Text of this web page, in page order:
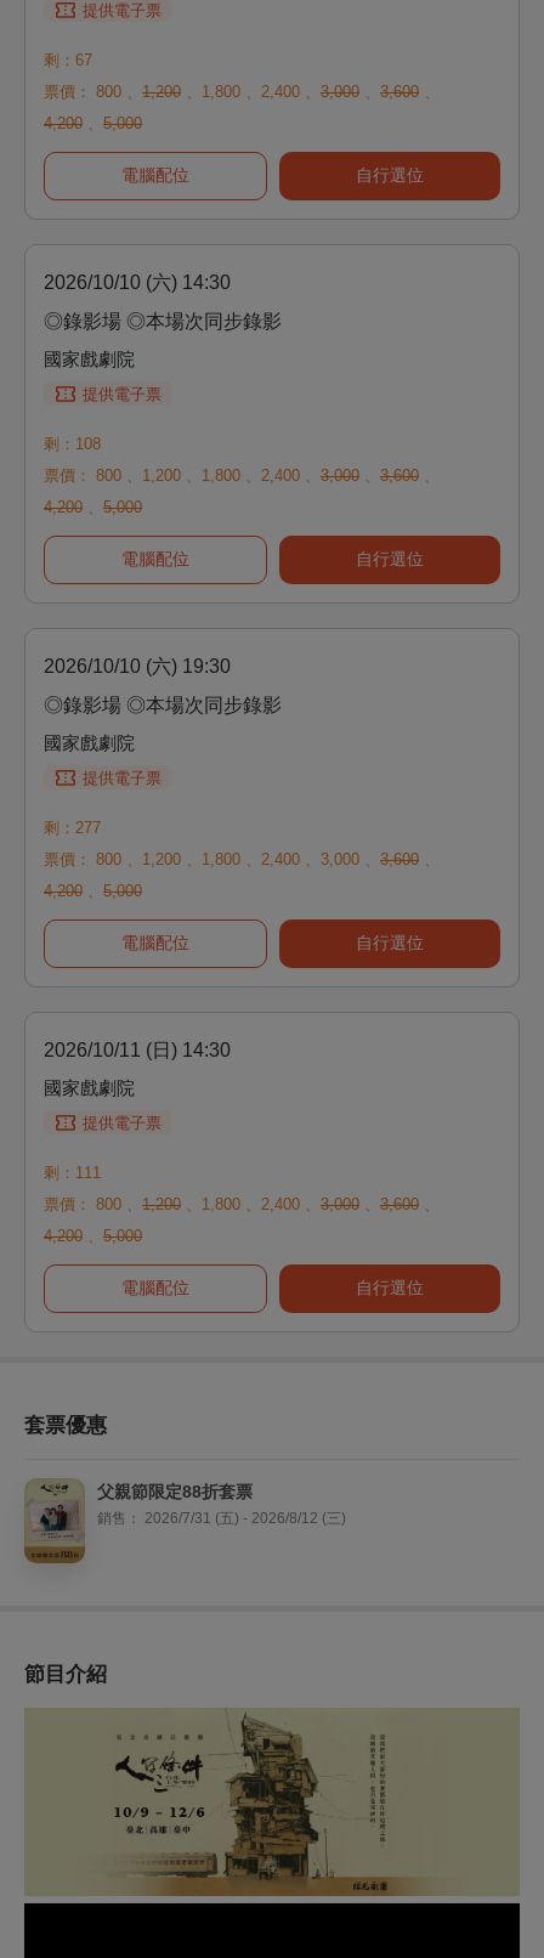
提供電子票
剩：67
票價：
800 、 1,200 、 1,800 、 2,400 、 3,000 、 3,600 、
4,200 、 5,000
電腦配位 自行選位
2026/10/10 (六) 14:30
◎錄影場 ◎本場次同步錄影
國家戲劇院
提供電子票
剩：108
票價：
800 、 1,200 、 1,800 、 2,400 、 3,000 、 3,600 、
4,200 、 5,000
電腦配位 自行選位
2026/10/10 (六) 19:30
◎錄影場 ◎本場次同步錄影
國家戲劇院
提供電子票
剩：277
票價：
800 、 1,200 、 1,800 、 2,400 、 3,000 、 3,600 、
4,200 、 5,000
電腦配位 自行選位
2026/10/11 (日) 14:30
國家戲劇院
提供電子票
剩：111
票價：
800 、 1,200 、 1,800 、 2,400 、 3,000 、 3,600 、
4,200 、 5,000
電腦配位 自行選位
套票優惠
父親節限定88折套票
銷售： 2026/7/31 (五) - 2026/8/12 (三)
節目介紹